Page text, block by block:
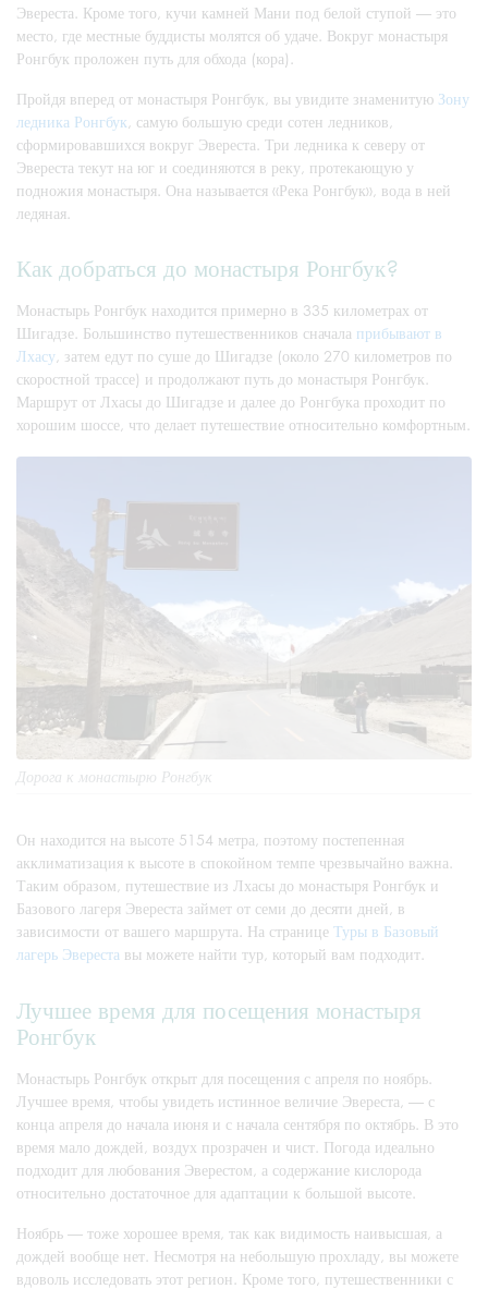
Эвереста. Кроме того, кучи камней Мани под белой ступой — это
место, где местные буддисты молятся об удаче. Вокруг монастыря
Ронгбук проложен путь для обхода (кора).
Пройдя вперед от монастыря Ронгбук, вы увидите знаменитую Зону
ледника Ронгбук, самую большую среди сотен ледников,
сформировавшихся вокруг Эвереста. Три ледника к северу от
Эвереста текут на юг и соединяются в реку, протекающую у
подножия монастыря. Она называется «Река Ронгбук», вода в ней
ледяная.
Как добраться до монастыря Ронгбук?
Монастырь Ронгбук находится примерно в 335 километрах от
Шигадзе. Большинство путешественников сначала прибывают в
Лхасу, затем едут по суше до Шигадзе (около 270 километров по
скоростной трассе) и продолжают путь до монастыря Ронгбук.
Маршрут от Лхасы до Шигадзе и далее до Ронгбука проходит по
хорошим шоссе, что делает путешествие относительно комфортным.
Дорога к монастырю Ронгбук
Он находится на высоте 5154 метра, поэтому постепенная
акклиматизация к высоте в спокойном темпе чрезвычайно важна.
Таким образом, путешествие из Лхасы до монастыря Ронгбук и
Базового лагеря Эвереста займет от семи до десяти дней, в
зависимости от вашего маршрута. На странице Туры в Базовый
лагерь Эвереста вы можете найти тур, который вам подходит.
Лучшее время для посещения монастыря
Ронгбук
Монастырь Ронгбук открыт для посещения с апреля по ноябрь.
Лучшее время, чтобы увидеть истинное величие Эвереста, — с
конца апреля до начала июня и с начала сентября по октябрь. В это
время мало дождей, воздух прозрачен и чист. Погода идеально
подходит для любования Эверестом, а содержание кислорода
относительно достаточное для адаптации к большой высоте.
Ноябрь — тоже хорошее время, так как видимость наивысшая, а
дождей вообще нет. Несмотря на небольшую прохладу, вы можете
вдоволь исследовать этот регион. Кроме того, путешественники с